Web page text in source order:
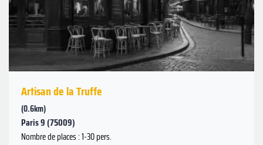
Artisan de la Truffe
(0.6km)
Paris 9 (75009)
Nombre de places : 1-30 pers.